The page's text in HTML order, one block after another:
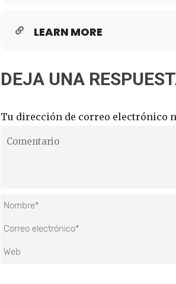
LEARN MORE
DEJA UNA
Tu dirección de correo electrónico